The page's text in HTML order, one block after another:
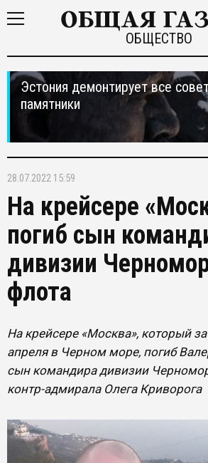
ОБЩЕСТВО
Эстония демонтирует все
памятники
28.07.2022 15:59
На крейсере
погиб сын
дивизии
флота
На крейсере «Москва», который
апреля в Черном море, погиб
сын командира дивизии
контр-адмирала Олега Криворога